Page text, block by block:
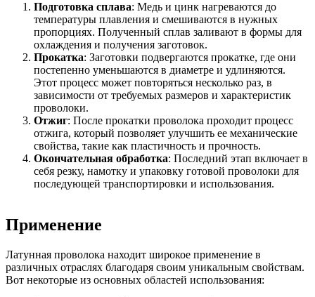
Подготовка сплава: Медь и цинк нагреваются до
температуры плавления и смешиваются в нужных
пропорциях. Полученный сплав заливают в формы для
охлаждения и получения заготовок.
Прокатка: Заготовки подвергаются прокатке, где они
постепенно уменьшаются в диаметре и удлиняются.
Этот процесс может повторяться несколько раз, в
зависимости от требуемых размеров и характеристик
проволоки.
Отжиг: После прокатки проволока проходит процесс
отжига, который позволяет улучшить ее механические
свойства, такие как пластичность и прочность.
Окончательная обработка: Последний этап включает в
себя резку, намотку и упаковку готовой проволоки для
последующей транспортировки и использования.
Применение
Латунная проволока находит широкое применение в
различных отраслях благодаря своим уникальным свойствам.
Вот некоторые из основных областей использования: